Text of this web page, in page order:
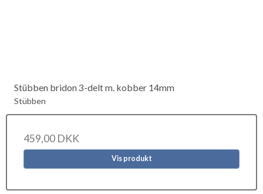
Stübben bridon 3-delt m. kobber 14mm
Stübben
459,00 DKK
Vis produkt